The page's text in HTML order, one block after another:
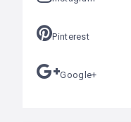
Pinterest
Google+